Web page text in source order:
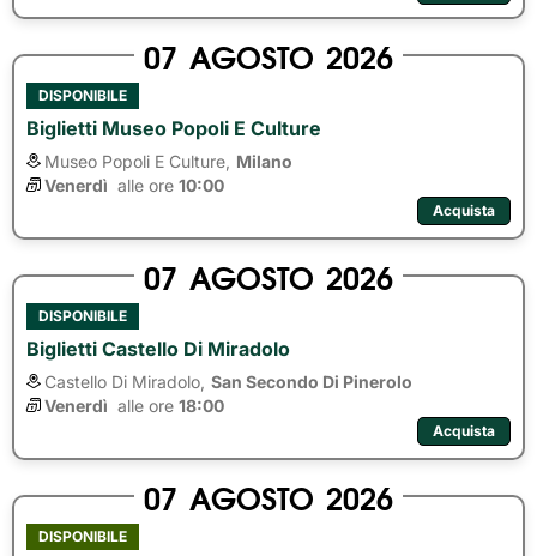
07 AGOSTO 2026
DISPONIBILE
Biglietti Museo Popoli E Culture
Museo Popoli E Culture, Milano
Venerdì alle ore 10:00
Acquista
07 AGOSTO 2026
DISPONIBILE
Biglietti Castello Di Miradolo
Castello Di Miradolo, San Secondo Di Pinerolo
Venerdì alle ore 18:00
Acquista
07 AGOSTO 2026
DISPONIBILE